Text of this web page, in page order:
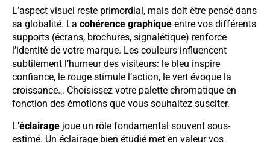
L’aspect visuel reste primordial, mais doit être pensé dans
sa globalité. La cohérence graphique entre vos différents
supports (écrans, brochures, signalétique) renforce
l’identité de votre marque. Les couleurs influencent
subtilement l’humeur des visiteurs: le bleu inspire
confiance, le rouge stimule l’action, le vert évoque la
croissance… Choisissez votre palette chromatique en
fonction des émotions que vous souhaitez susciter.
L’éclairage joue un rôle fondamental souvent sous-
estimé. Un éclairage bien étudié met en valeur vos